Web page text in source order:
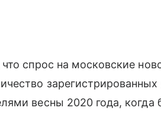
спрос на московские
зарегистрированных
весны 2020 года,